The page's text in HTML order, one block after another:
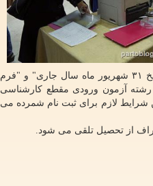
جدید آموزش و پرورش"، "داشتن حداکثر سابقه خدمتی برای ادامه تحصیل فرهنگیان ۲۷ سال تمام تا تاریخ ۳۱ شهریور ماه سال جاری" و "فرم
رشته آزمون ورودی مقطع کارشناسی
شرایط لازم برای ثبت نام شمرده می
از تحصیل تلقی می شود.